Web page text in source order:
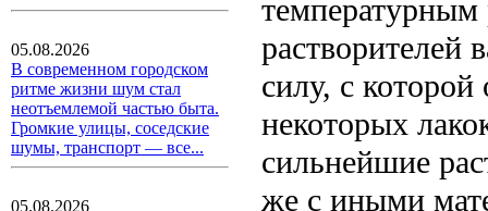
05.08.2026
В современном городском
ритме жизни шум стал
неотъемлемой частью быта.
Громкие улицы, соседские
шумы, транспорт — все...
05.08.2026
растворителей
силу, с
некоторых
сильнейшие
же с иными